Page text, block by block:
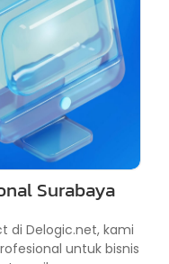
Surabaya
di Delogic.net, kami
untuk bisnis